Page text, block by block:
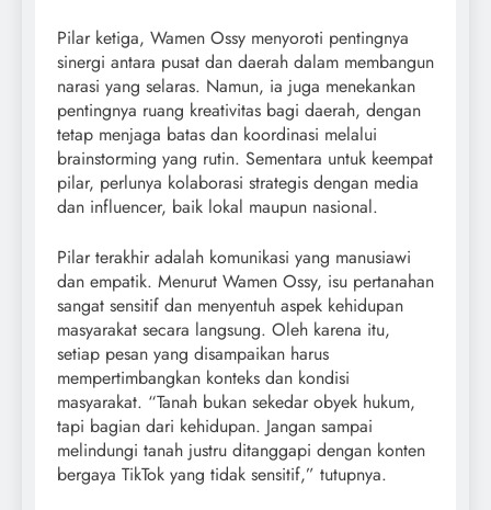
Pilar ketiga, Wamen Ossy menyoroti pentingnya
sinergi antara pusat dan daerah dalam membangun
narasi yang selaras. Namun, ia juga menekankan
pentingnya ruang kreativitas bagi daerah, dengan
tetap menjaga batas dan koordinasi melalui
brainstorming yang rutin. Sementara untuk keempat
pilar, perlunya kolaborasi strategis dengan media
dan influencer, baik lokal maupun nasional.
Pilar terakhir adalah komunikasi yang manusiawi
dan empatik. Menurut Wamen Ossy, isu pertanahan
sangat sensitif dan menyentuh aspek kehidupan
masyarakat secara langsung. Oleh karena itu,
setiap pesan yang disampaikan harus
mempertimbangkan konteks dan kondisi
masyarakat. “Tanah bukan sekedar obyek hukum,
tapi bagian dari kehidupan. Jangan sampai
melindungi tanah justru ditanggapi dengan konten
bergaya TikTok yang tidak sensitif,” tutupnya.